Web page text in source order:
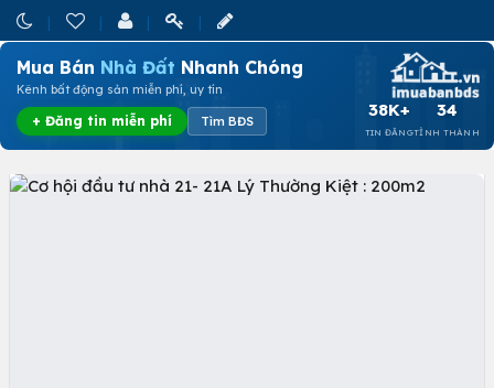
Mua Bán Nhà Đất Nhanh Chóng
Kênh bất động sản miễn phí, uy tín
+ Đăng tin miễn phí Tìm BĐS
38K+
TIN ĐĂNG
34
TỈNH THÀNH